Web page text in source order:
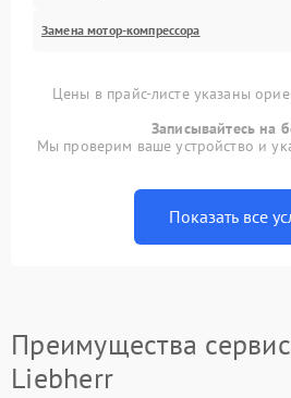
Замена мотор-компрессора
Цены в прайс-листе указаны
Записывайтесь на
Мы проверим ваше устройство и
Показать все
Преимущества
Liebherr